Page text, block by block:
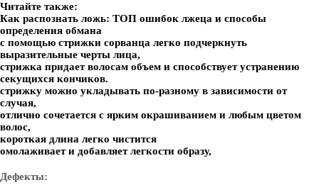
Читайте также:
Как распознать ложь: ТОП ошибок лжеца и способы
определения обмана
с помощью стрижки сорванца легко подчеркнуть
выразительные черты лица,
стрижка придает волосам объем и способствует устранению
секущихся кончиков.
стрижку можно укладывать по-разному в зависимости от
случая,
отлично сочетается с ярким окрашиванием и любым цветом
волос,
короткая длина легко чистится
омолаживает и добавляет легкости образу,
Дефекты: